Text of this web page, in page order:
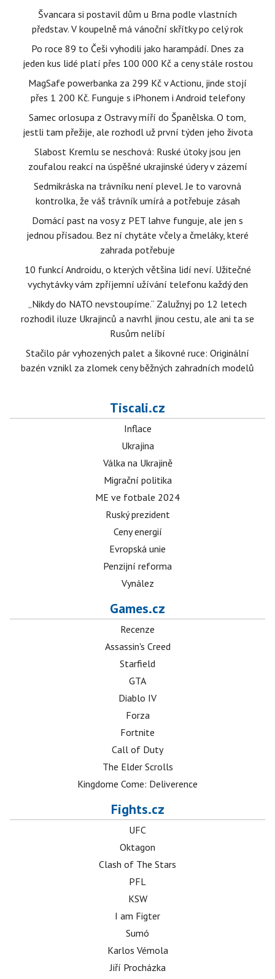
Švancara si postavil dům u Brna podle vlastních
představ. V koupelně má vánoční skřítky po celý rok
Po roce 89 to Češi vyhodili jako harampádí. Dnes za
jeden kus lidé platí přes 100 000 Kč a ceny stále rostou
MagSafe powerbanka za 299 Kč v Actionu, jinde stojí
přes 1 200 Kč. Funguje s iPhonem i Android telefony
Samec orlosupa z Ostravy míří do Španělska. O tom,
jestli tam přežije, ale rozhodl už první týden jeho života
Slabost Kremlu se neschová: Ruské útoky jsou jen
zoufalou reakcí na úspěšné ukrajinské údery v zázemí
Sedmikráska na trávníku není plevel. Je to varovná
kontrolka, že váš trávník umírá a potřebuje zásah
Domácí past na vosy z PET lahve funguje, ale jen s
jednou přísadou. Bez ní chytáte včely a čmeláky, které
zahrada potřebuje
10 funkcí Androidu, o kterých většina lidí neví. Užitečné
vychytávky vám zpříjemní užívání telefonu každý den
„Nikdy do NATO nevstoupíme.“ Zalužnyj po 12 letech
rozhodil iluze Ukrajinců a navrhl jinou cestu, ale ani ta se
Rusům nelíbí
Stačilo pár vyhozených palet a šikovné ruce: Originální
bazén vznikl za zlomek ceny běžných zahradních modelů
Tiscali.cz
Inflace
Ukrajina
Válka na Ukrajině
Migrační politika
ME ve fotbale 2024
Ruský prezident
Ceny energií
Evropská unie
Penzijní reforma
Vynález
Games.cz
Recenze
Assassin's Creed
Starfield
GTA
Diablo IV
Forza
Fortnite
Call of Duty
The Elder Scrolls
Kingdome Come: Deliverence
Fights.cz
UFC
Oktagon
Clash of The Stars
PFL
KSW
I am Figter
Sumó
Karlos Vémola
Jiří Procházka